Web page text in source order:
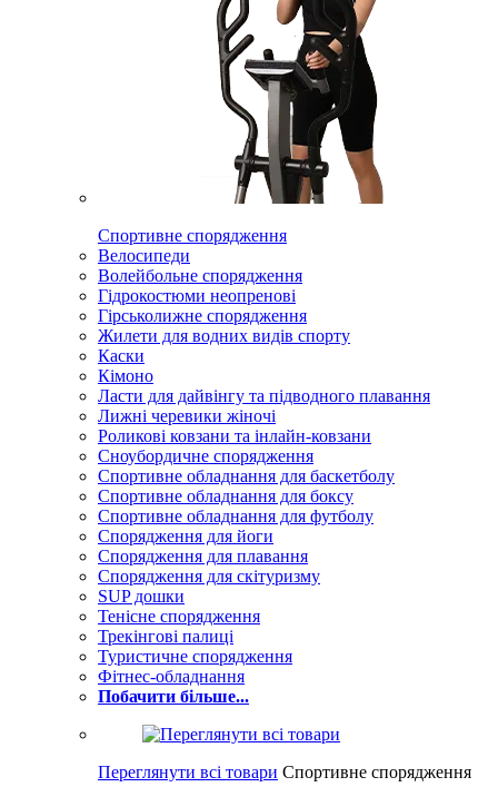
Спортивне спорядження
Велосипеди
Волейбольне спорядження
Гідрокостюми неопренові
Гірськолижне спорядження
Жилети для водних видів спорту
Каски
Кімоно
Ласти для дайвінгу та підводного плавання
Лижні черевики жіночі
Роликові ковзани та інлайн-ковзани
Сноубордичне спорядження
Спортивне обладнання для баскетболу
Спортивне обладнання для боксу
Спортивне обладнання для футболу
Спорядження для йоги
Спорядження для плавання
Спорядження для скітуризму
SUP дошки
Тенісне спорядження
Трекінгові палиці
Туристичне спорядження
Фітнес-обладнання
Побачити більше...
Переглянути всі товари Спортивне спорядження